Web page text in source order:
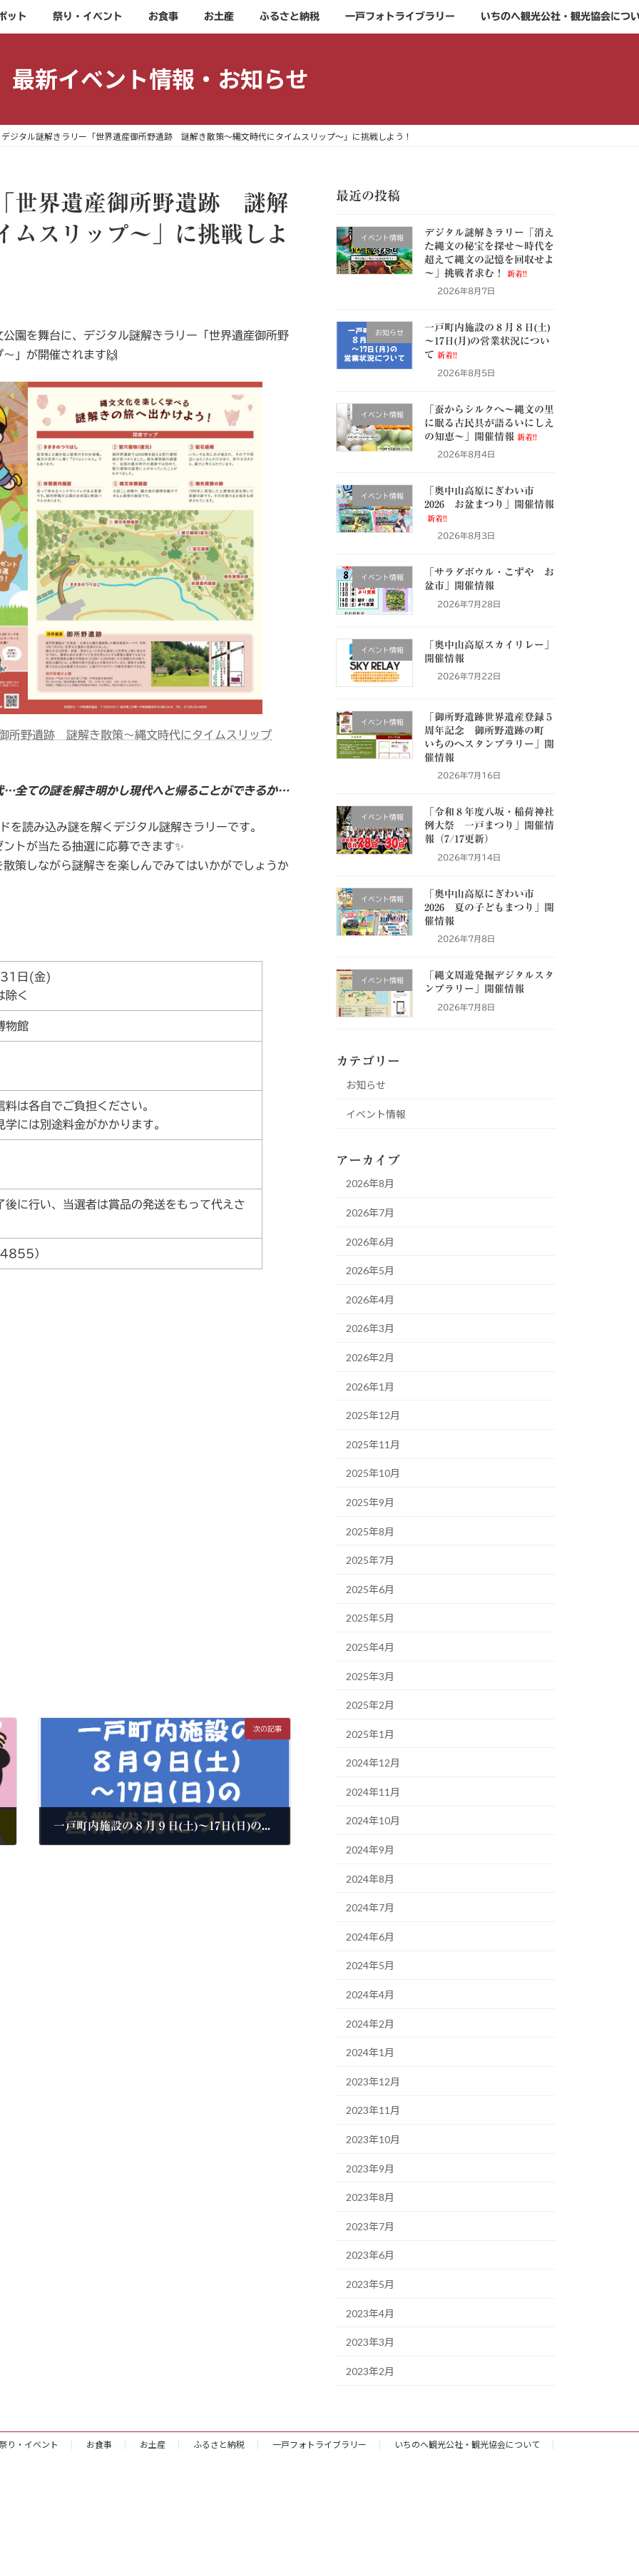
ット 祭り・イベント お食事 お土産 ふるさと納税 一戸フォトライブラリー いちのへ観光公社・観光協会につ
最新イベント情報・お知らせ
デジタル謎解きラリー「世界遺産御所野遺跡 謎解き散策～縄文時代にタイムスリップ～」に挑戦しよう！
世界遺産御所野遺跡 謎解
ムスリップ～」に挑戦しよ
を舞台に、デジタル謎解きラリー「世界遺産御所野
」が開催されます🙌
所野遺跡 謎解き散策～縄文時代にタイムスリップ
…全ての謎を解き明かし現代へと帰ることができるか…
読み込み謎を解くデジタル謎解きラリーです。
トが当たる抽選に応募できます✨
策しながら謎解きを楽しんでみてはいかがでしょうか
31日(金)
除く
物館
は各自でご負担ください。
は別途料金がかかります。
に行い、当選者は賞品の発送をもって代えさ
）
次の記事
一戸町内施設の８月９日(土)～17日(日)の営業状況について
最近の投稿
イベント情報
デジタル謎解きラリー「消え
た縄文の秘宝を探せ～時代を
超えて縄文の記憶を回収せよ
～」挑戦者求む！
新着!!
2026年8月7日
お知らせ
一戸町内施設の８月８日(土)
～17日(月)の営業状況につい
て 新着!!
2026年8月5日
イベント情報
「蚕からシルクへ～縄文の里
に眠る古民具が語るいにしえ
の知恵～」開催情報 新着!!
2026年8月4日
イベント情報
「奥中山高原にぎわい市
2026 お盆まつり」開催情報
新着!!
2026年8月3日
イベント情報
「サラダボウル・こずや お
盆市」開催情報
2026年7月28日
イベント情報
「奥中山高原スカイリレー」
開催情報
2026年7月22日
イベント情報
「御所野遺跡世界遺産登録５
周年記念 御所野遺跡の町
いちのへスタンプラリー」開
催情報
2026年7月16日
イベント情報
「令和８年度八坂・稲荷神社
例大祭 一戸まつり」開催情
報（7/17更新）
2026年7月14日
イベント情報
「奥中山高原にぎわい市
2026 夏の子どもまつり」開
催情報
2026年7月8日
イベント情報
「縄文周遊発掘デジタルスタ
ンプラリー」開催情報
2026年7月8日
カテゴリー
お知らせ
イベント情報
アーカイブ
2026年8月
2026年7月
2026年6月
2026年5月
2026年4月
2026年3月
2026年2月
2026年1月
2025年12月
2025年11月
2025年10月
2025年9月
2025年8月
2025年7月
2025年6月
2025年5月
2025年4月
2025年3月
2025年2月
2025年1月
2024年12月
2024年11月
2024年10月
2024年9月
2024年8月
2024年7月
2024年6月
2024年5月
2024年4月
2024年2月
2024年1月
2023年12月
2023年11月
2023年10月
2023年9月
2023年8月
2023年7月
2023年6月
2023年5月
2023年4月
2023年3月
2023年2月
り・イベント お食事 お土産 ふるさと納税 一戸フォトライブラリー いちのへ観光公社・観光協会について